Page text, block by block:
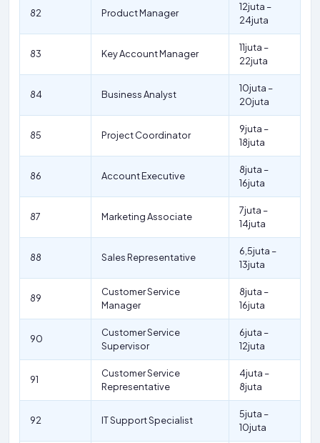
82 Product Manager
12juta –
24juta
83 Key Account Manager
11juta –
22juta
84 Business Analyst
10juta –
20juta
85 Project Coordinator
9juta –
18juta
86 Account Executive
8juta –
16juta
87 Marketing Associate
7juta –
14juta
88 Sales Representative
6,5juta –
13juta
89
Customer Service
Manager
8juta –
16juta
90
Customer Service
Supervisor
6juta –
12juta
91
Customer Service
Representative
4juta –
8juta
92 IT Support Specialist
5juta –
10juta